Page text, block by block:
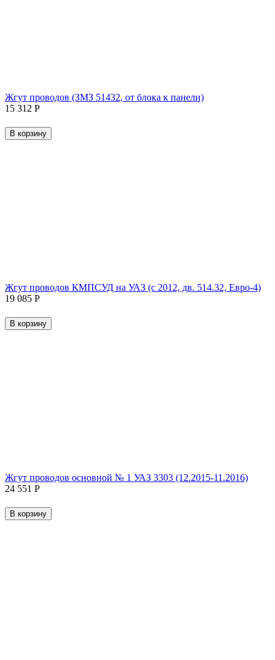
Жгут проводов (ЗМЗ 51432, от блока к панели)
15 312 Р
В корзину
Жгут проводов КМПСУД на УАЗ (с 2012, дв. 514.32, Евро-4)
19 085 Р
В корзину
Жгут проводов основной № 1 УАЗ 3303 (12.2015-11.2016)
24 551 Р
В корзину